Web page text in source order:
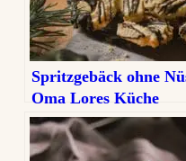
Spritzgebäck ohne
Oma Lores Küche